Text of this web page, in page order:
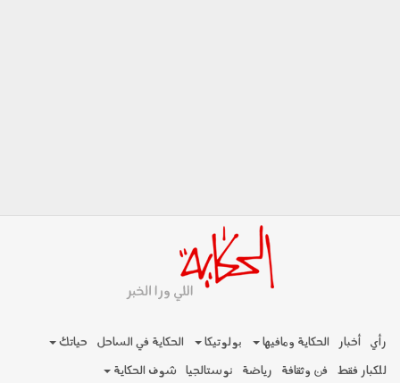
رأي أخبار الحكاية ومافيها بولوتيكا الحكاية في الساحل
حياتك
للكبار فقط فن وثقافة رياضة نوستالجيا شوف الحكاية